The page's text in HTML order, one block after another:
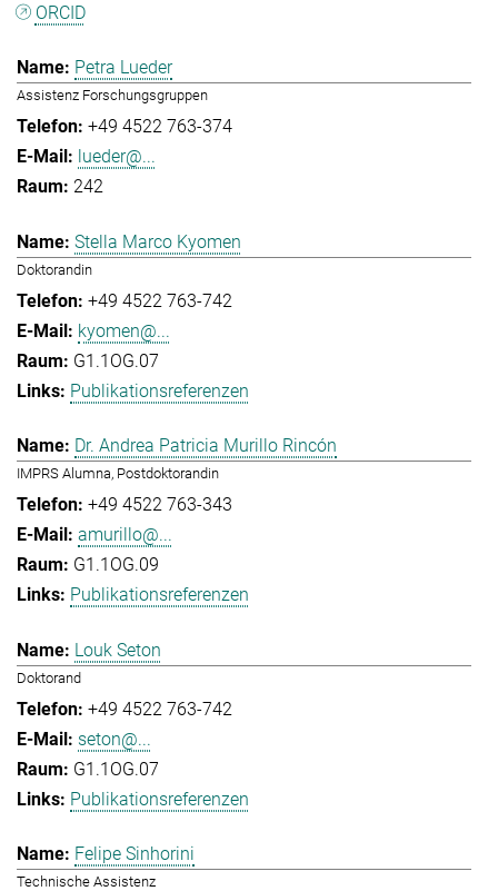
ORCID
Petra Lueder
Assistenz Forschungsgruppen
+49 4522 763-374
lueder@...
242
Stella Marco Kyomen
Doktorandin
+49 4522 763-742
kyomen@...
G1.1OG.07
Publikationsreferenzen
Dr. Andrea Patricia Murillo Rincón
IMPRS Alumna, Postdoktorandin
+49 4522 763-343
amurillo@...
G1.1OG.09
Publikationsreferenzen
Louk Seton
Doktorand
+49 4522 763-742
seton@...
G1.1OG.07
Publikationsreferenzen
Felipe Sinhorini
Technische Assistenz